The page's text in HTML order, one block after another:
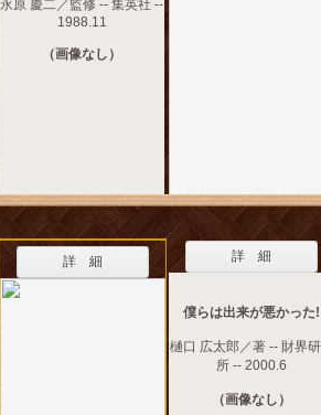
永原 慶二／監修 -- 集英社 --
1988.11
（画像なし）
詳 細 詳 細
僕らは出来が悪かった!
樋口 広太郎／著 -- 財界
所 -- 2000.6
（画像なし）